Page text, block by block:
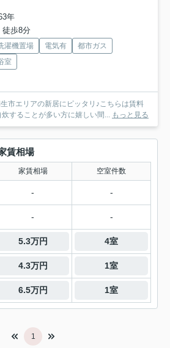
年
徒歩8分
濯機置場 電気有
都市ガス
室
市エリアの新居にピッタリ♪こちらは賃料
することが多い方に嬉しい間... もっと見る
賃相場
家賃相場 空室件数
- -
- -
5.3万円 4室
4.3万円 1室
6.5万円 1室
1